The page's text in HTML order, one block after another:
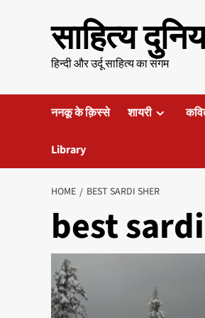
साहित्य
हिन्दी और उर्दू साहित्य का संगम
ननकू के क़िस्से शायरी
Library
HOME BEST SARDI SHER
best